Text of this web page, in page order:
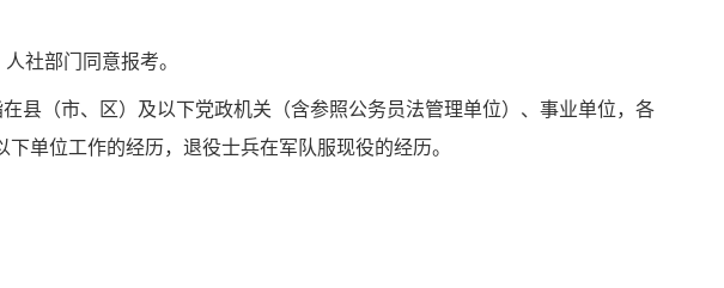
社部门同意报考。
在县（市、区）及以下党政机关（含参照公务员法管理单位）、事业单位，各
下单位工作的经历，退役士兵在军队服现役的经历。